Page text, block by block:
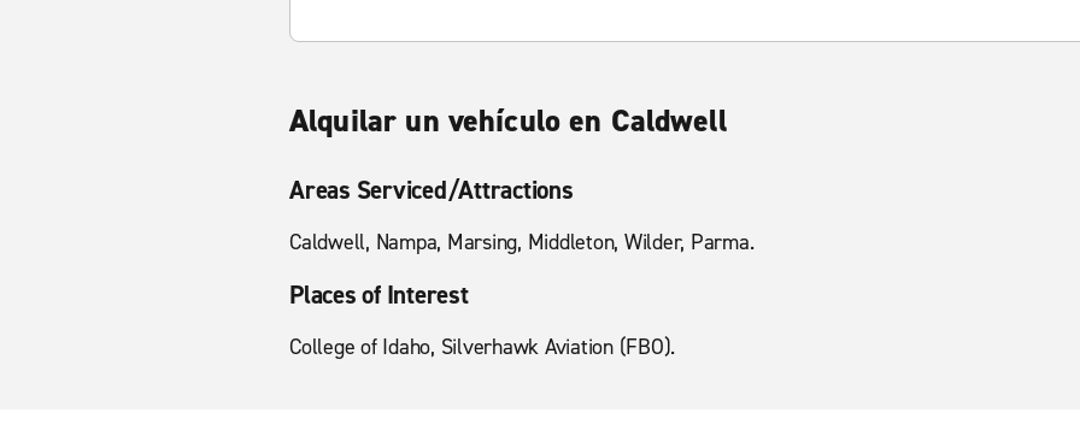
Alquilar un vehículo en Caldwell
Areas Serviced/Attractions
Caldwell, Nampa, Marsing, Middleton, Wilder, Parma.
Places of Interest
College of Idaho, Silverhawk Aviation (FBO).